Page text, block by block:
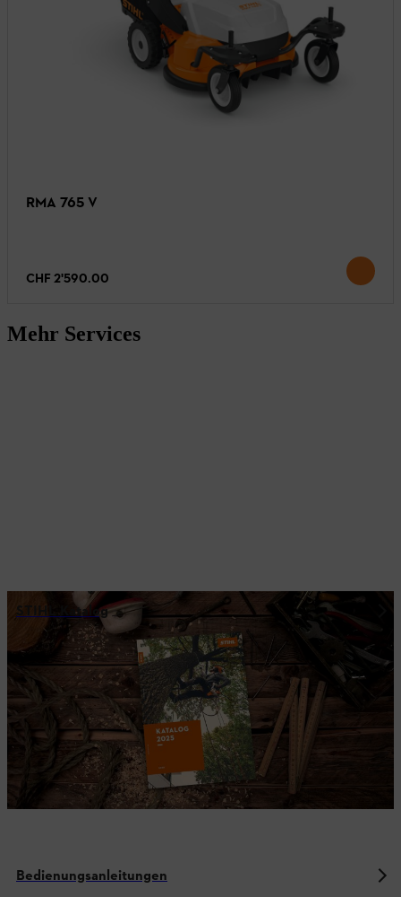
RMA 765 V
CHF 2'590.00
Mehr Services
STIHL Katalog
Bedienungsanleitungen